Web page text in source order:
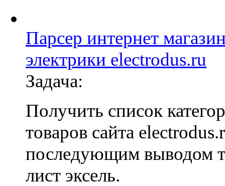
Парсер интернет
электрики electrodus.ru
Задача:
Получить список
товаров сайта
последующим выводом
лист эксель.